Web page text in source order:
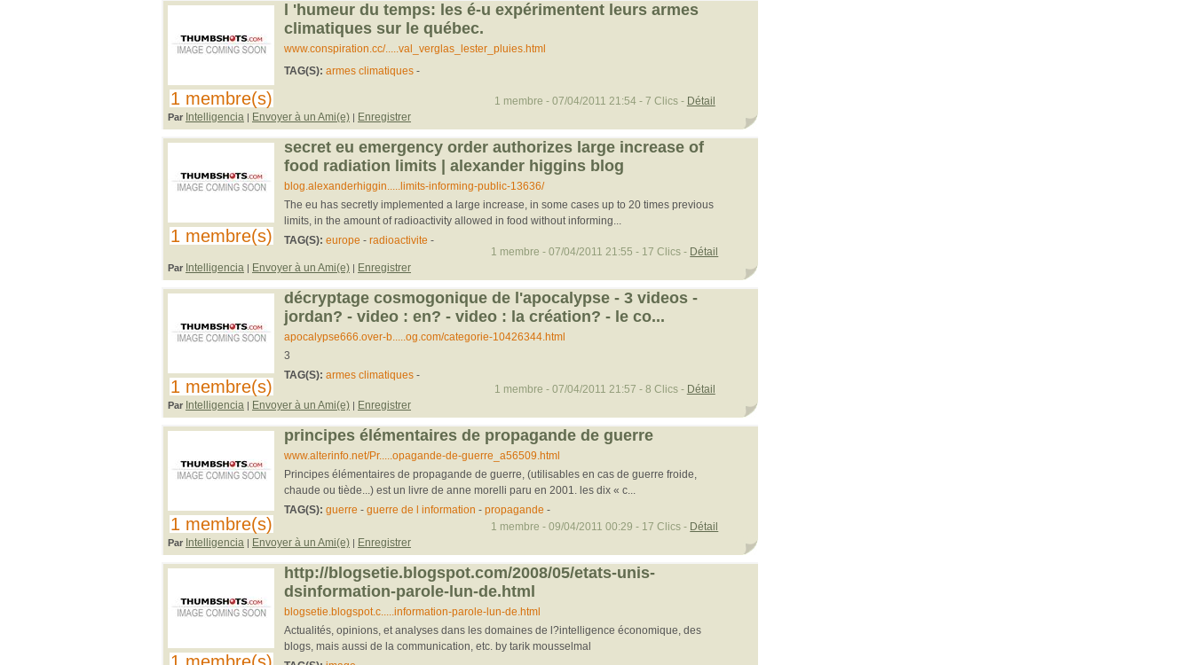
1 membre(s)
l 'humeur du temps: les é-u expérimentent leurs armes
climatiques sur le québec.
www.conspiration.cc/.....val_verglas_lester_pluies.html
TAG(S): armes climatiques-
Par Intelligencia | Envoyer à un Ami(e) | Enregistrer
1 membre - 07/04/2011 21:54 - 7 Clics - Détail
1 membre(s)
secret eu emergency order authorizes large increase of
food radiation limits | alexander higgins blog
blog.alexanderhiggin.....limits-informing-public-13636/
The eu has secretly implemented a large increase, in some cases up to 20 times previous
limits, in the amount of radioactivity allowed in food without informing...
TAG(S): europe - radioactivite -
Par Intelligencia | Envoyer à un Ami(e) | Enregistrer
1 membre - 07/04/2011 21:55 - 17 Clics - Détail
1 membre(s)
décryptage cosmogonique de l'apocalypse - 3 videos -
jordan? - video : en? - video : la création? - le co...
apocalypse666.over-b.....og.com/categorie-10426344.html
3
TAG(S): armes climatiques-
Par Intelligencia | Envoyer à un Ami(e) | Enregistrer
1 membre - 07/04/2011 21:57 - 8 Clics - Détail
1 membre(s)
principes élémentaires de propagande de guerre
www.alterinfo.net/Pr.....opagande-de-guerre_a56509.html
Principes élémentaires de propagande de guerre, (utilisables en cas de guerre froide,
chaude ou tiède...) est un livre de anne morelli paru en 2001. les dix « c...
TAG(S): guerre - guerre de l information - propagande -
Par Intelligencia | Envoyer à un Ami(e) | Enregistrer
1 membre - 09/04/2011 00:29 - 17 Clics - Détail
http://blogsetie.blogspot.com/2008/05/etats-unis-
dsinformation-parole-lun-de.html
blogsetie.blogspot.c.....information-parole-lun-de.html
Actualités, opinions, et analyses dans les domaines de l?intelligence économique, des
blogs, mais aussi de la communication, etc. by tarik mousselmal